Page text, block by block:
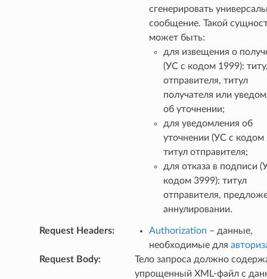
сгенерировать
сообщение. Такой
может быть:
для извещения о
(УС с кодом 1999):
отправителя, титул
получателя или
об уточнении;
для уведомления об
уточнении (УС с кодом
титул отправителя;
для отказа в подписи
кодом 3999): титул
отправителя,
аннулировании.
Request Headers: Authorization – данные,
необходимые для
Request Body:
Тело запроса должно
упрощенный XML-файл с